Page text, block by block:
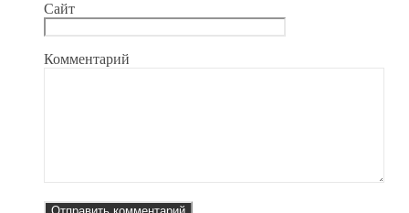
Сайт
Комментарий